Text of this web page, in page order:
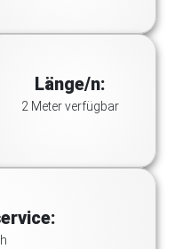
Länge/n:
2 Meter verfügbar